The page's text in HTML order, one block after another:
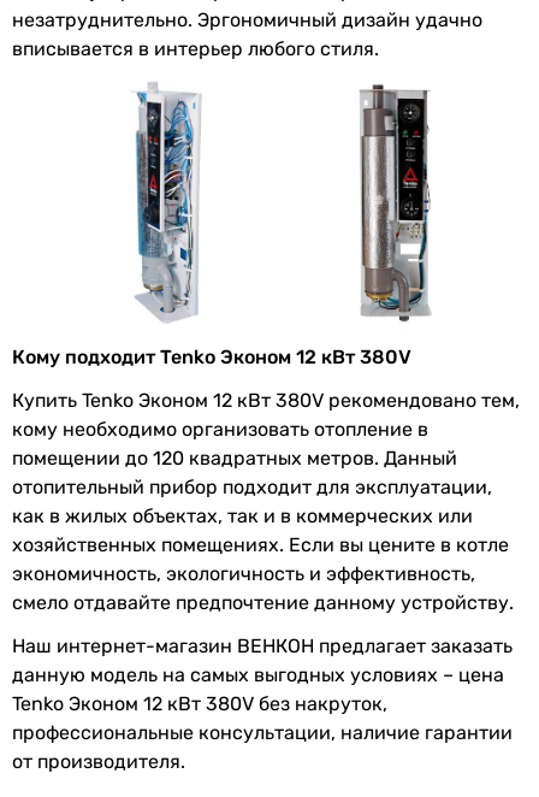
Гарантия
Увидели ошибку в описании или характеристиках?
Сообщите нам об этом!
Сообщить об ошибке
Характеристики, комплектация и фотографии Tenko Эконом
12 400 носят ознакомительный характер и могут изменяться
производителем без уведомления. Магазин не несет
ответственности за изменения, внесенные
производителем.
незатруднительно. Эргономичный дизайн удачно
вписывается в интерьер любого стиля.
Кому подходит Tenko Эконом 12 кВт 380V
Купить Tenko Эконом 12 кВт 380V рекомендовано тем,
кому необходимо организовать отопление в
помещении до 120 квадратных метров. Данный
отопительный прибор подходит для эксплуатации,
как в жилых объектах, так и в коммерческих или
хозяйственных помещениях. Если вы цените в котле
экономичность, экологичность и эффективность,
смело отдавайте предпочтение данному устройству.
Наш интернет-магазин ВЕНКОН предлагает заказать
данную модель на самых выгодных условиях – цена
Tenko Эконом 12 кВт 380V без накруток,
профессиональные консультации, наличие гарантии
от производителя.